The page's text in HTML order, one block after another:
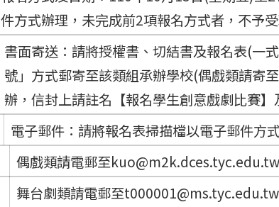
件方式辦理，未完成前2項報名方式者，不予受
書面寄送：請將授權書、切結書及報名表(一
號」方式郵寄至該類組承辦學校(偶戲類請寄
辦，信封上請註名【報名學生創意戲劇比賽】
電子郵件：請將報名表掃描檔以電子郵件方
偶戲類請電郵至
舞台劇類請電郵至